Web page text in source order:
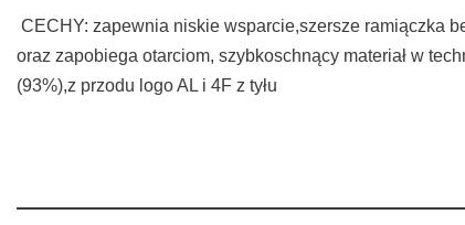
CECHY: zapewnia niskie wsparcie,szersze ramiączka
oraz zapobiega otarciom, szybkoschnący materiał w
(93%),z przodu logo AL i 4F z tyłu